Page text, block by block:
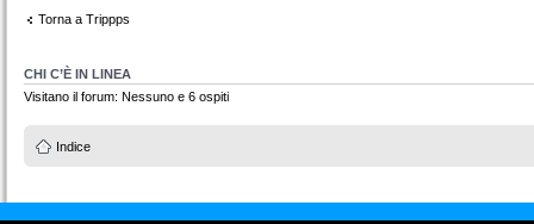
Torna a Trippps
CHI C’È IN LINEA
Visitano il forum: Nessuno e 6 ospiti
Indice